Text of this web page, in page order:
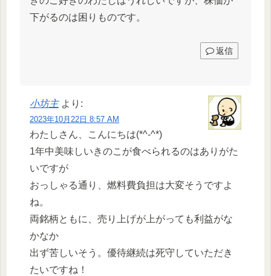
下がるのは困りものです。
返信
小坊主 より:
2023年10月22日 8:57 AM
わたしさん、こんにちは(*^-^*)
1年中美味しいきのこが食べられるのはありがた
いですが
おっしゃる通り、燃料費負担は大変そうですよ
ね。
両銘柄ともに、売り上げが上がっても利益がな
かなか
出ず苦しいそう。優待継続は死守していただき
たいですね！